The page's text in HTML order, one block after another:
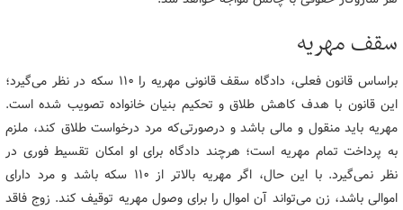
سقف مهریه
براساس قانون فعلی، دادگاه سقف قانونی مهریه را ۱۱۰ سکه در نظر می‌گیرد؛
این قانون با هدف کاهش طلاق و تحکیم بنیان خانواده تصویب شده است.
مهریه باید منقول و مالی باشد و درصورتی‌که مرد درخواست طلاق کند، ملزم
به پرداخت تمام مهریه است؛ هرچند دادگاه برای او امکان تقسیط فوری در
نظر نمی‌گیرد. با این حال، اگر مهریه بالاتر از ۱۱۰ سکه باشد و مرد دارای
اموالی باشد، زن می‌تواند آن اموال را برای وصول مهریه توقیف کند. زوج فاقد